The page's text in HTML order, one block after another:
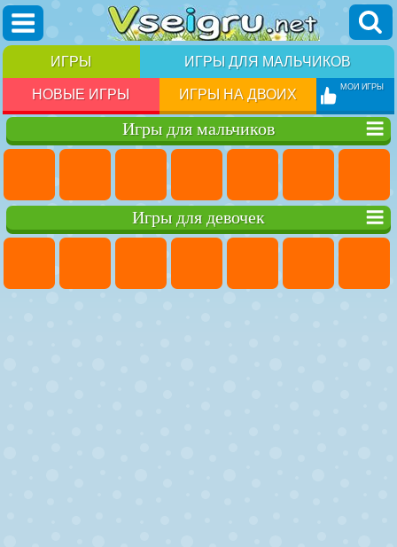
ИГРЫ ИГРЫ ДЛЯ МАЛЬЧИКОВ
НОВЫЕ ИГРЫ ИГРЫ НА ДВОИХ МОИ ИГРЫ
Игры для мальчиков
Игры для девочек